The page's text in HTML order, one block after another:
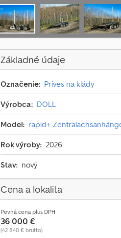
Základné údaje
Označenie: Príves na klády
Výrobca: DOLL
Model: rapid+
Rok výroby: 2026
Stav: nový
Cena a lokalita
Pevná cena plus DPH
36 000 €
(42 840 € brutto)